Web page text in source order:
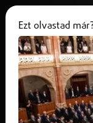
Felmerült
Ezt olvastad